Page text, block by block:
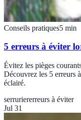
Conseils pratiques5 min
5 erreurs à éviter
Évitez les pièges
Découvrez les 5 erreurs
éclairé.
serruriererreurs à éviter
Jul 31